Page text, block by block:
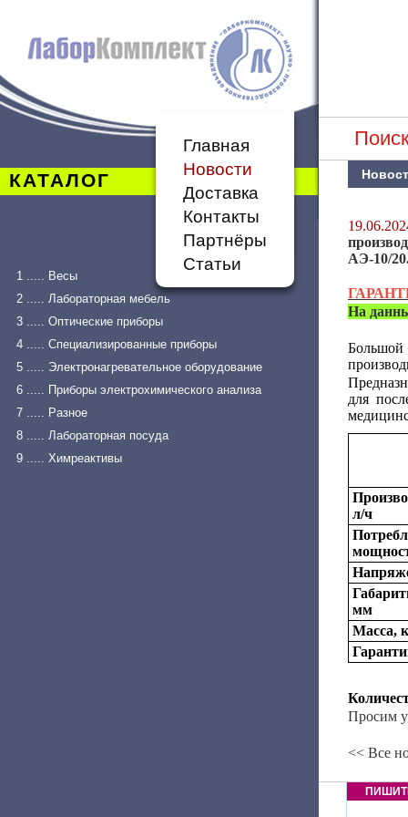
КАТАЛОГ
Главная
Новости
Доставка
Контакты
Партнёры
Статьи
1 ..... Весы
2 ..... Лабораторная мебель
3 ..... Оптические приборы
4 ..... Специализированные приборы
5 ..... Электронагревательное оборудование
6 ..... Приборы электрохимического анализа
7 ..... Разное
8 ..... Лабораторная посуда
9 ..... Химреактивы
АЭ-10/
На
Большой
для
л/ч
мм
Масса,
Просим
<< Все